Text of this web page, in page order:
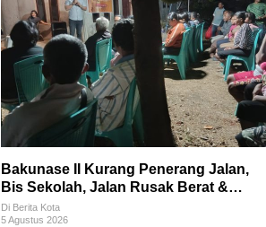
Bakunase II Kurang Penerang Jalan,
Bis Sekolah, Jalan Rusak Berat &
Susah Pupuk Subsidi
Di Berita Kota
5 Agustus 2026